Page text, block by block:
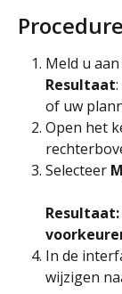
Procedure
Meld u
Resultaat
of uw
Open het
Selecteer
Resultaat:
In de
wijzigen